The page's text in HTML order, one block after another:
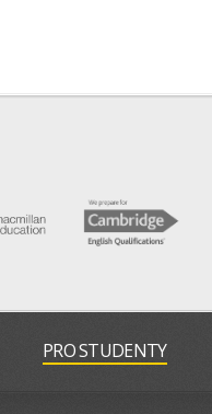
PRO STUDENTY